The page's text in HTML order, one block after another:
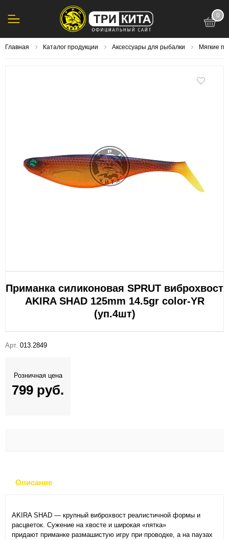
0
Главная Каталог продукции Аксессуары для рыбалки Мягкие
Приманка силиконовая SPRUT виброхвост
AKIRA SHAD 125mm 14.5gr color-YR
(уп.4шт)
Арт. 013.2849
Розничная цена
799 руб.
Описание
AKIRA SHAD — крупный виброхвост реалистичной формы и
расцветок. Сужение на хвосте и широкая «пятка»
придают приманке размашистую игру при проводке, а на паузах